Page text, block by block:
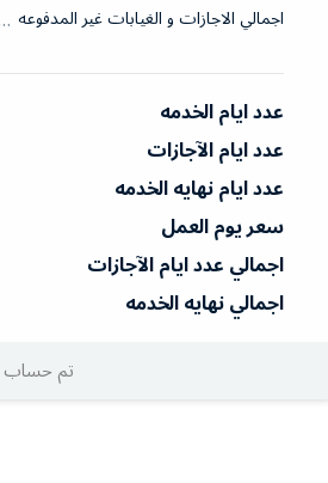
اجمالي الاجازات و الغيابات غير المدفوعه
عدد ايام الخدمه
عدد ايام الآجازات
عدد ايام نهايه الخدمه
سعر يوم العمل
اجمالي عدد ايام الآجازات
اجمالي نهايه الخدمه
تم حساب